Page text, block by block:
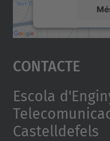
powered by
Contacte
Escola
Castelldefels